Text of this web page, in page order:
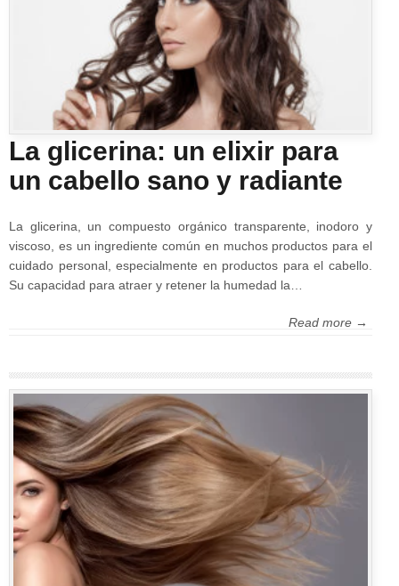
La glicerina: un elixir para
un cabello sano y radiante
La glicerina, un compuesto orgánico transparente, inodoro y
viscoso, es un ingrediente común en muchos productos para el
cuidado personal, especialmente en productos para el cabello.
Su capacidad para atraer y retener la humedad la…
Read more →